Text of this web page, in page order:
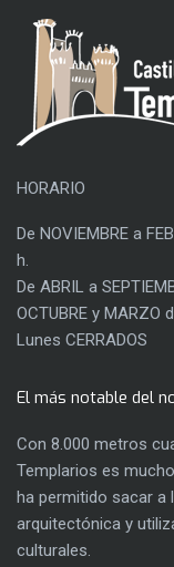
HORARIO
De NOVIEMBRE a
h.
De ABRIL a
OCTUBRE y MARZO
Lunes CERRADOS
El más notable del
Con 8.000 metros
Templarios es
ha permitido sacar a
arquitectónica y
culturales.